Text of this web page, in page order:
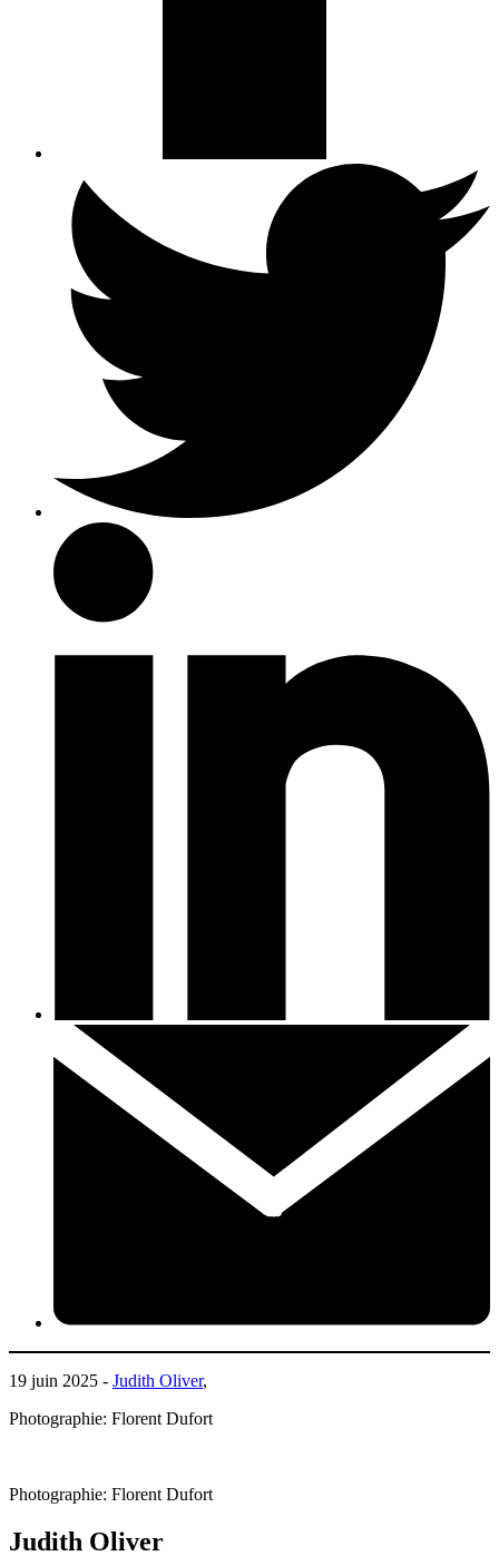
19 juin 2025 - Judith Oliver,
Photographie: Florent Dufort
Photographie: Florent Dufort
Judith Oliver